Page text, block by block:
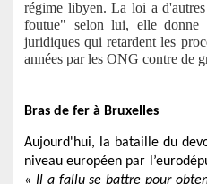
régime libyen. La loi a
foutue" selon lui, elle donne
juridiques qui retardent les
années par les ONG contre de
Bras de fer à Bruxelles
Aujourd'hui, la bataille du
niveau européen par
« Il a fallu se battre pour